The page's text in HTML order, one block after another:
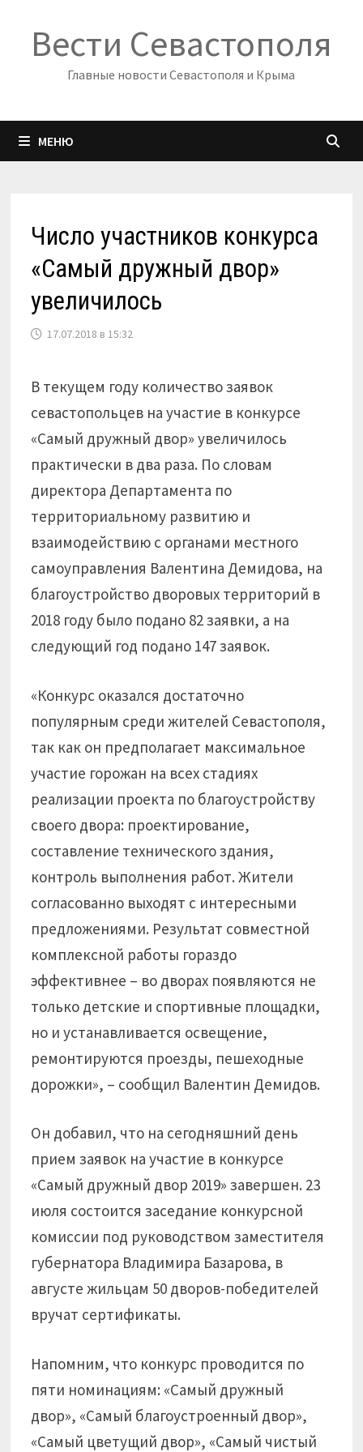
содержимому
Вести Севастополя
Главные новости Севастополя и Крыма
МЕНЮ
Число участников конкурса
«Самый дружный двор»
увеличилось
17.07.2018 в 15:32
В текущем году количество заявок
севастопольцев на участие в конкурсе
«Самый дружный двор» увеличилось
практически в два раза. По словам
директора Департамента по
территориальному развитию и
взаимодействию с органами местного
самоуправления Валентина Демидова, на
благоустройство дворовых территорий в
2018 году было подано 82 заявки, а на
следующий год подано 147 заявок.
«Конкурс оказался достаточно
популярным среди жителей Севастополя,
так как он предполагает максимальное
участие горожан на всех стадиях
реализации проекта по благоустройству
своего двора: проектирование,
составление технического здания,
контроль выполнения работ. Жители
согласованно выходят с интересными
предложениями. Результат совместной
комплексной работы гораздо
эффективнее – во дворах появляются не
только детские и спортивные площадки,
но и устанавливается освещение,
ремонтируются проезды, пешеходные
дорожки», – сообщил Валентин Демидов.
Он добавил, что на сегодняшний день
прием заявок на участие в конкурсе
«Самый дружный двор 2019» завершен. 23
июля состоится заседание конкурсной
комиссии под руководством заместителя
губернатора Владимира Базарова, в
августе жильцам 50 дворов-победителей
вручат сертификаты.
Напомним, что конкурс проводится по
пяти номинациям: «Самый дружный
двор», «Самый благоустроенный двор»,
«Самый цветущий двор», «Самый чистый